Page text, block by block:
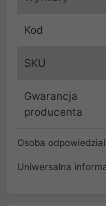
Kod
SKU
Gwarancja
producenta
Osoba
Uniwersalna